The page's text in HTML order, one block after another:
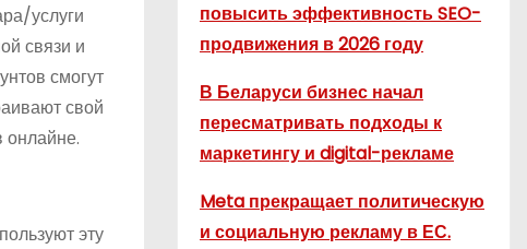
услуги
связи и
смогут
свой
онлайне.
эту
повысить эффективность SEO-
продвижения в 2026 году
В Беларуси бизнес начал
пересматривать подходы к
маркетингу и digital-рекламе
Meta прекращает политическую
и социальную рекламу в ЕС.